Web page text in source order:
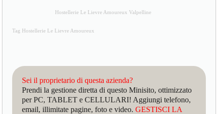
Hostellerie Le Lievre Amoureux Valpelline
Tag Hostellerie Le Lievre Amoureux
Sei il proprietario di questa azienda?
Prendi la gestione diretta di questo Minisito, ottimizzato
per PC, TABLET e CELLULARI! Aggiungi telefono,
email, illimitate pagine, foto e video.GESTISCI LA